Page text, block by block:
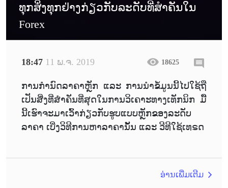
ທຸກສິ່ງທຸກຢ່າງກ່ຽວກັບລະດັບທີ່ສໍາຄັນໃນ
Forex
18:47 11 ພ.ຈ. 2019 18625
ການກຳນົດລາຄາຫຼັກ ແລະ ການນຳຂໍ້ມູນນີ້ໄປໃຊ້ຖື
ເປັນສີ່ງທີ່ສຳຄັນທີ່ສຸດໃນການວິເຄາະທາງເທັກນິກ ມື້
ນີ້ເຮົາຈະມາເວົ້າກ່ຽວກັບຮູບແບບຫຼັກຂອງລະດັບ
ລາຄາ ເບີ່ງວິທີການຫາລາຄານັ້ນ ແລະ ວີທີໃຊ້ເທຣດ
ອ່ານເພີ່ມເຕີມ